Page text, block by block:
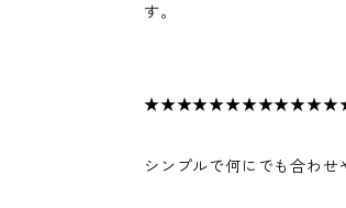
す。
シンプルで何にでも合わ